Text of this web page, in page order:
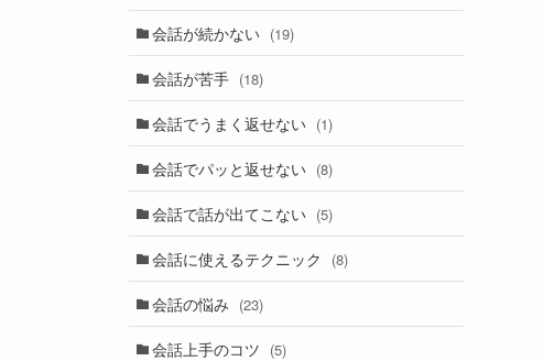
会話が続かない (19)
会話が苦手 (18)
会話でうまく返せない (1)
会話でパッと返せない (8)
会話で話が出てこない (5)
会話に使えるテクニック (8)
会話の悩み (23)
会話上手のコツ (5)